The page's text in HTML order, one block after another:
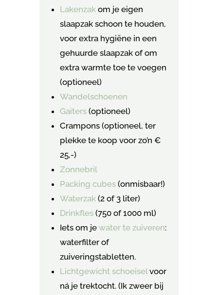
Lakenzakom je eigen
slaapzak schoon te houden,
voor extra hygiëne in een
gehuurde slaapzak of om
extra warmte toe te voegen
(optioneel)
Wandelschoenen
Gaiters(optioneel)
Crampons (optioneel, ter
plekke te koop voor zo’n €
25,-)
Zonnebril
Packing cubes(onmisbaar!)
Waterzak(2 of 3 liter)
Drinkfles (750 of 1000 ml)
Iets om je water te zuiveren:
waterfilter of
zuiveringstabletten.
Lichtgewicht schoeiselvoor
ná je trektocht. (Ik zweer bij